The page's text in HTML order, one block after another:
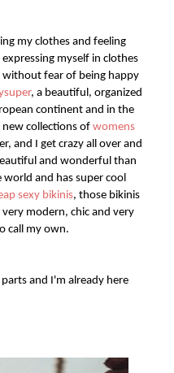
my clothes and feeling
myself in clothes
without fear of being happy
, a beautiful, organized
continent and in the
collections of womens
and I get crazy all over and
and wonderful than
world and has super cool
sexy bikinis, those bikinis
modern, chic and very
call my own.
and I'm already here